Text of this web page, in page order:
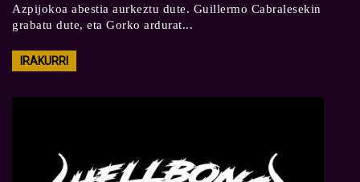
Azpijokoa abestia aurkeztu dute. Guillermo Cabralesekin
grabatu dute, eta Gorko ardurat...
IRAKURRI